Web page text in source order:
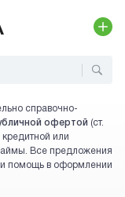
справочно-
офертой (ст.
или
Все предложения
и помощь в оформлении